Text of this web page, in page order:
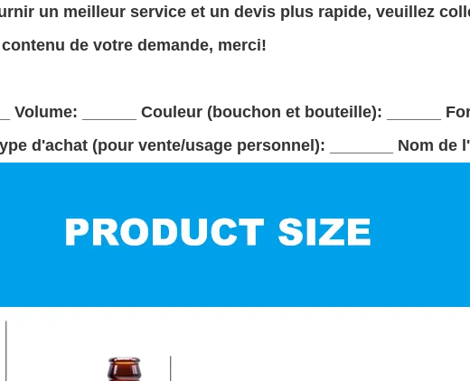
un meilleur service et un devis plus rapide, veuillez
de votre demande, merci!
Volume: ______ Couleur (bouchon et bouteille): ______
d'achat (pour vente/usage personnel): _______ Nom de